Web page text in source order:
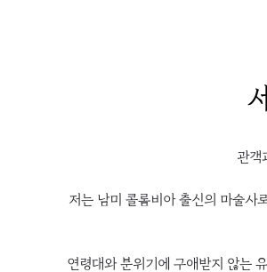
관객
저는 남미 콜롬비아 출신의 마술사
연령대와 분위기에 구애받지 않는